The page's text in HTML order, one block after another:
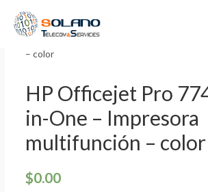
HP Officejet Pro
in-One – Impresora
multifunción – color
$0.00